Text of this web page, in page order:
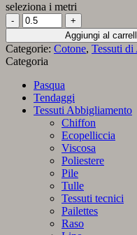
seleziona i metri
Panama
in
Puro
Cotone
491
Mosto
quantità
Aggiungi al
Categorie: Cotone, Tessuti di
Categoria
Pasqua
Tendaggi
Tessuti Abbigliamento
Chiffon
Ecopelliccia
Viscosa
Poliestere
Pile
Tulle
Tessuti tecnici
Pailettes
Raso